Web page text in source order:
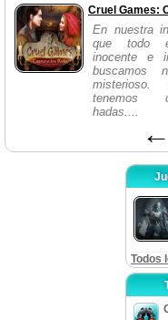
Cruel Games:
En nuestra
que todo
inocente e
buscamos
misterioso.
tenemos
hadas....
←
Todos